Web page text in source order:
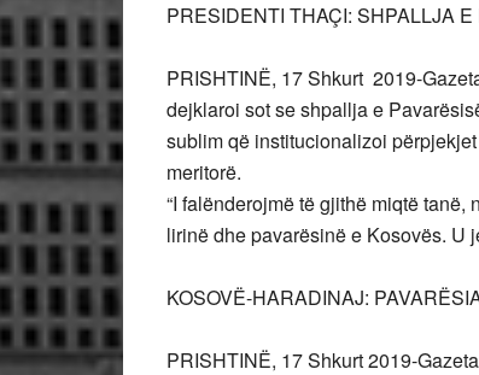
PRESIDENTI THAÇI: SHPALLJA
PRISHTINË, 17 Shkurt 2019-
dejklaroi sot se shpallja e
sublim që institucionalizoi
meritorë.
“I falënderojmë të gjithë miqtë
lirinë dhe pavarësinë e Kosovës. U
KOSOVË-HARADINAJ:
PRISHTINË, 17 Shkurt 2019-